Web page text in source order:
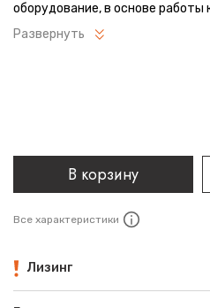
оборудование, в основе работы
метод. Он используется для
рентгенографии и диагностики
Развернуть
В корзину
Все характеристики
Лизинг